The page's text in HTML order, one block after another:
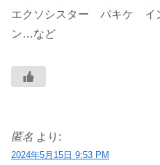
エクソシスター パキケ イ
ン…など
匿名 より:
2024年5月15日 9:53 PM